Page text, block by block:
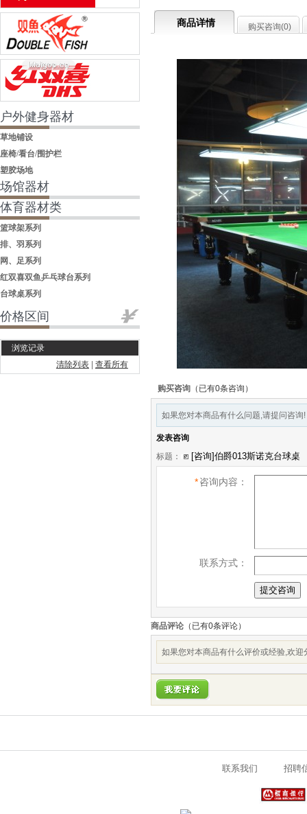
户外健身器材
草地铺设
座椅/看台/围护栏
塑胶场地
场馆器材
体育器材类
篮球架系列
排、羽系列
网、足系列
红双喜双鱼乒乓球台系列
台球桌系列
价格区间
浏览记录
清除列表| 查看所有
商品详情 购买咨询(0)
购买咨询 （已有0条咨询）
如果您对本商品有什么问题,请提问咨询!
发表咨询
标题：
*咨询内容：
联系方式：
商品评论 （已有0条评论）
如果您对本商品有什么评价或经验,欢迎
联系我们 招聘